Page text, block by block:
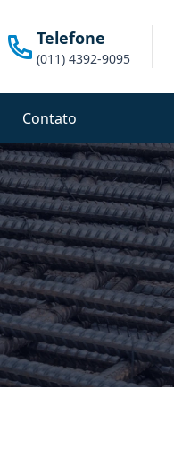
Telefone
(011) 4392-9095
Contato